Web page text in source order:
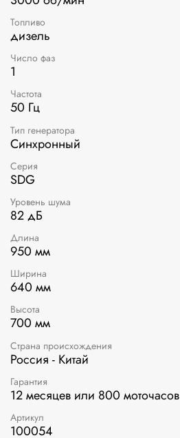
Топливо
дизель
Число фаз
1
Частота
50 Гц
Тип генератора
Синхронный
Серия
SDG
Уровень шума
82 дБ
Длина
950 мм
Ширина
640 мм
Высота
700 мм
Страна происхождения
Россия - Китай
Гарантия
12 месяцев или 800 моточасов
Артикул
100054